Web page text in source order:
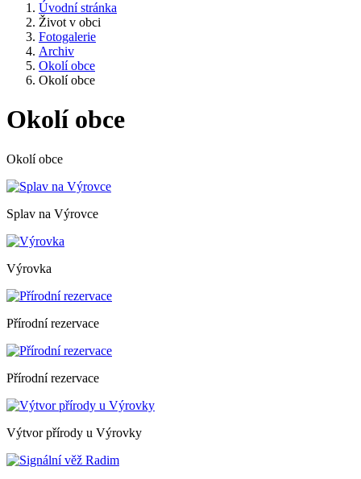
Úvodní stránka
Život v obci
Fotogalerie
Archiv
Okolí obce
Okolí obce
Okolí obce
Okolí obce
Splav na Výrovce
Výrovka
Přírodní rezervace
Přírodní rezervace
Výtvor přírody u Výrovky